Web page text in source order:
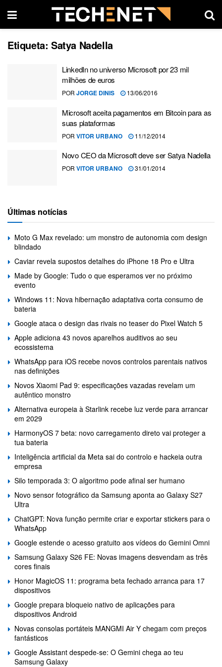
Etiqueta: Satya Nadella
LinkedIn no universo Microsoft por 23 mil
milhões de euros
POR JORGE DINIS 13/06/2016
Microsoft aceita pagamentos em Bitcoin para as
suas plataformas
POR VITOR URBANO 11/12/2014
Novo CEO da Microsoft deve ser Satya Nadella
POR VITOR URBANO 31/01/2014
Últimas notícias
Moto G Max revelado: um monstro de autonomia com design
blindado
Caviar revela supostos detalhes do iPhone 18 Pro e Ultra
Made by Google: Tudo o que esperamos ver no próximo
evento
Windows 11: Nova hibernação adaptativa corta consumo de
bateria
Google ataca o design das rivais no teaser do Pixel Watch 5
Apple adiciona 43 novos aparelhos auditivos ao seu
ecossistema
WhatsApp para iOS recebe novos controlos parentais nativos
nas definições
Novos Xiaomi Pad 9: especificações vazadas revelam um
autêntico monstro
Alternativa europeia à Starlink recebe luz verde para arrancar
em 2029
HarmonyOS 7 beta: novo carregamento direto vai proteger a
tua bateria
Inteligência artificial da Meta sai do controlo e hackeia outra
empresa
Silo temporada 3: O algoritmo pode afinal ser humano
Novo sensor fotográfico da Samsung aponta ao Galaxy S27
Ultra
ChatGPT: Nova função permite criar e exportar stickers para o
WhatsApp
Google estende o acesso gratuito aos vídeos do Gemini Omni
Samsung Galaxy S26 FE: Novas imagens desvendam as três
cores finais
Honor MagicOS 11: programa beta fechado arranca para 17
dispositivos
Google prepara bloqueio nativo de aplicações para
dispositivos Android
Novas consolas portáteis MANGMI Air Y chegam com preços
fantásticos
Google Assistant despede-se: O Gemini chega ao teu
Samsung Galaxy